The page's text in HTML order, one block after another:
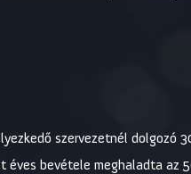
szervezetnél dolgozó
éves bevétele meghaladta az